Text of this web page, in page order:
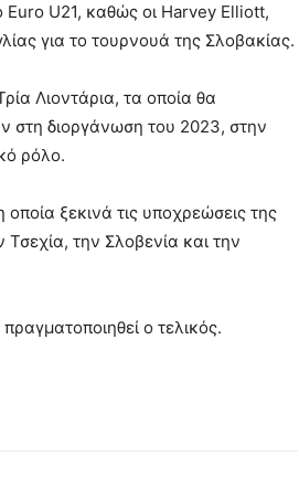
Euro U21, καθώς οι Harvey Elliott,
για το τουρνουά της Σλοβακίας.
Λιοντάρια, τα οποία θα
στη διοργάνωση του 2023, στην
ρόλο.
ξεκινά τις υποχρεώσεις της
Τσεχία, την Σλοβενία και την
ο τελικός.